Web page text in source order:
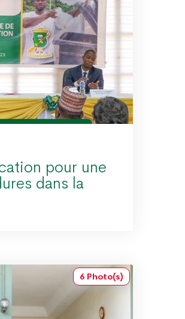
pour une
dans la
6 Photo(s)